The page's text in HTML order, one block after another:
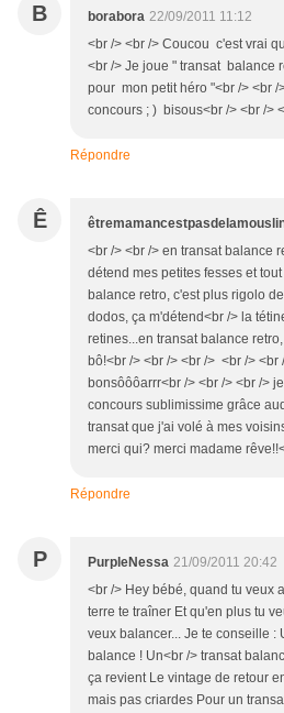
B borabora 22/09/2011 11:12
<br /> <br /> Coucou c'est vrai
<br /> Je joue " transat balance
pour mon petit héro "<br /> <br /
concours ; ) bisous<br /> <br />
Répondre
Ê
<br /> <br /> en transat balance
détend mes petites fesses et
balance retro, c'est plus rigolo
dodos, ça m'détend<br /> la
retines...en transat balance
bô!<br /> <br /> <br /> <br />
bonsôôôarrr<br /> <br /> <br />
concours sublimissime grâce
transat que j'ai volé à mes
merci qui? merci madame
Répondre
P PurpleNessa 21/09/2011 20:42
<br /> Hey bébé, quand tu veux
terre te traîner Et qu'en plus tu
veux balancer... Je te conseille :
balance ! Un<br /> transat
ça revient Le vintage de retour
mais pas criardes Pour un